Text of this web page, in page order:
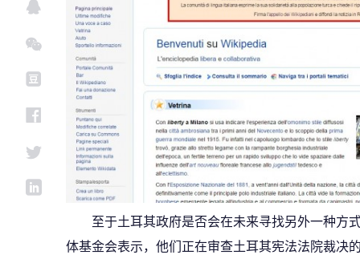
至于土耳其政府是否会在未来寻找另外一种方
体基金会表示，他们正在审查土耳其宪法法院裁决